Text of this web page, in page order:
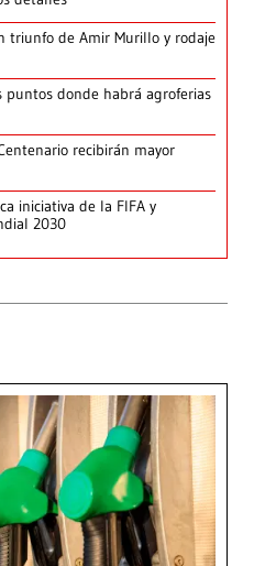
triunfo de Amir Murillo y rodaje
puntos donde habrá agroferias
recibirán mayor
iniciativa de la FIFA y
2030